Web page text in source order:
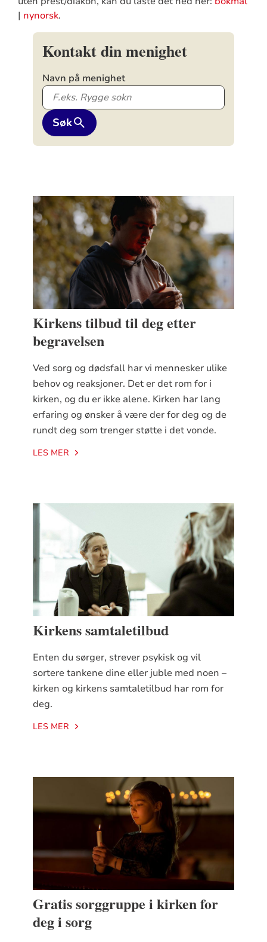
| nynorsk.
Kontakt din menighet
Navn på menighet
Søk
Kirkens tilbud til deg etter
begravelsen
Ved sorg og dødsfall har vi mennesker ulike
behov og reaksjoner. Det er det rom for i
kirken, og du er ikke alene. Kirken har lang
erfaring og ønsker å være der for deg og de
rundt deg som trenger støtte i det vonde.
LES MER
Kirkens samtaletilbud
Enten du sørger, strever psykisk og vil
sortere tankene dine eller juble med noen –
kirken og kirkens samtaletilbud har rom for
deg.
LES MER
Gratis sorggruppe i kirken for
deg i sorg